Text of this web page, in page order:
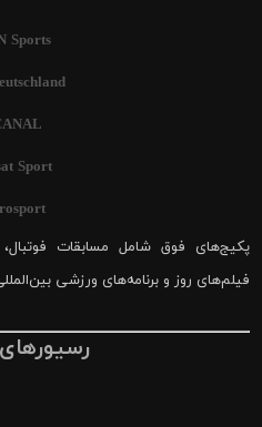
Sports
Sport
پکیج‌های فوق شامل مسابقات
فیلم‌های روز و برنامه‌های ورزشی